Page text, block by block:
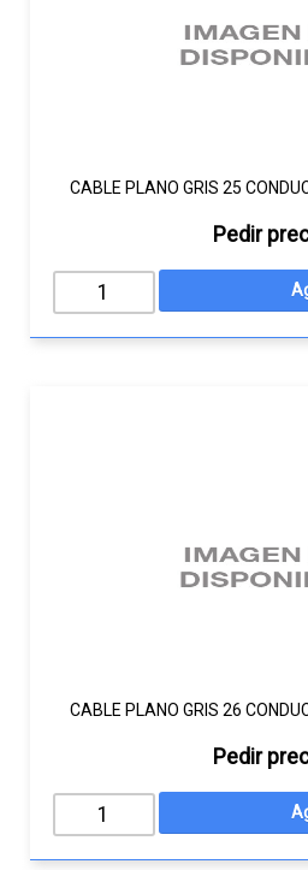
CABLE PLANO GRIS 25
Pedir
CABLE PLANO GRIS 26
Pedir